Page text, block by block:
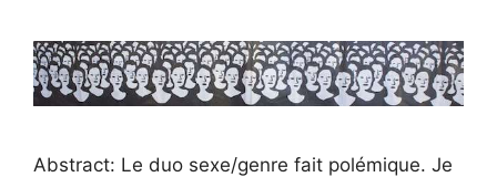
Abstract: Le duo sexe/genre fait polémique. Je